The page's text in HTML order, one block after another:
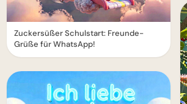
Zuckersüßer Schulstart: Freunde-
Grüße für WhatsApp!